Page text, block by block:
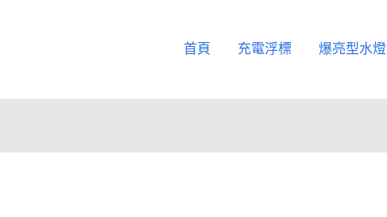
首頁 充電浮標 爆亮型水燈